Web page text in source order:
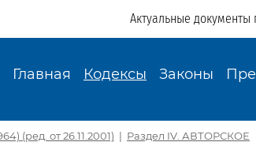
Актуальные документы
Главная Кодексы Законы
(ред. от 26.11.2001) | Раздел IV. АВТОРСКОЕ